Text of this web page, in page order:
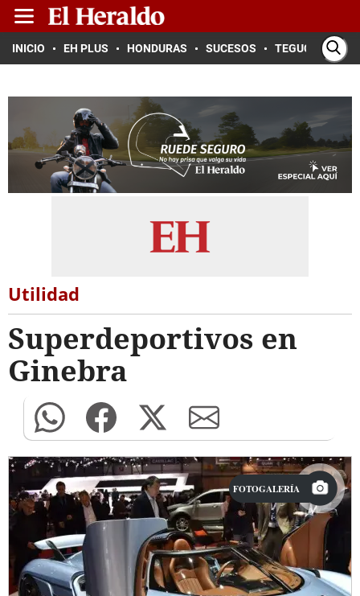
INICIO EH PLUS HONDURAS SUCESOS TEGUCIGALPA
Utilidad
Superdeportivos en
Ginebra
FOTOGALERÍA